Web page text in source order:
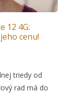
12 4G:
cenu!
triedy od
rad má do